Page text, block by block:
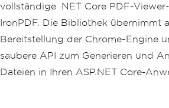
vollständige .NET Core PDF-
IronPDF. Die Bibliothek übernimmt
Bereitstellung der Chrome-Engine
saubere API zum Generieren und
Dateien in Ihren ASP.NET Core-